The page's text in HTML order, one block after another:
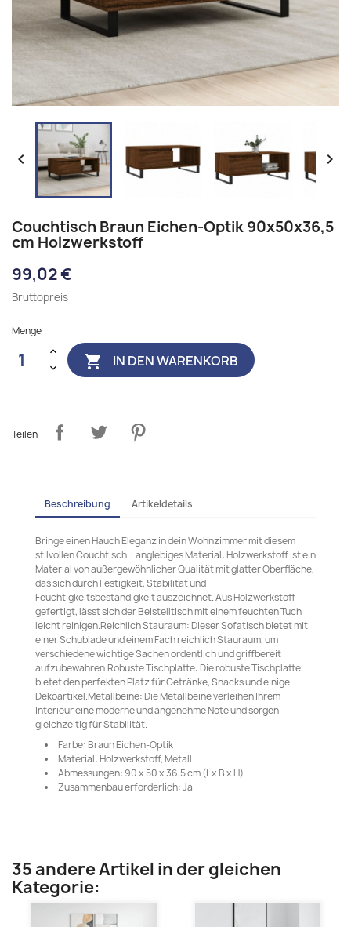
 
Couchtisch Braun Eichen-Optik 90x50x36,5
cm Holzwerkstoff
99,02 €
Bruttopreis
Menge
 IN DEN WARENKORB
Teilen
Beschreibung Artikeldetails
Bringe einen Hauch Eleganz in dein Wohnzimmer mit diesem
stilvollen Couchtisch. Langlebiges Material: Holzwerkstoff ist ein
Material von außergewöhnlicher Qualität mit glatter Oberfläche,
das sich durch Festigkeit, Stabilität und
Feuchtigkeitsbeständigkeit auszeichnet. Aus Holzwerkstoff
gefertigt, lässt sich der Beistelltisch mit einem feuchten Tuch
leicht reinigen.Reichlich Stauraum: Dieser Sofatisch bietet mit
einer Schublade und einem Fach reichlich Stauraum, um
verschiedene wichtige Sachen ordentlich und griffbereit
aufzubewahren.Robuste Tischplatte: Die robuste Tischplatte
bietet den perfekten Platz für Getränke, Snacks und einige
Dekoartikel.Metallbeine: Die Metallbeine verleihen Ihrem
Interieur eine moderne und angenehme Note und sorgen
gleichzeitig für Stabilität.
Farbe: Braun Eichen-Optik
Material: Holzwerkstoff, Metall
Abmessungen: 90 x 50 x 36,5 cm (L x B x H)
Zusammenbau erforderlich: Ja
35 andere Artikel in der gleichen
Kategorie: